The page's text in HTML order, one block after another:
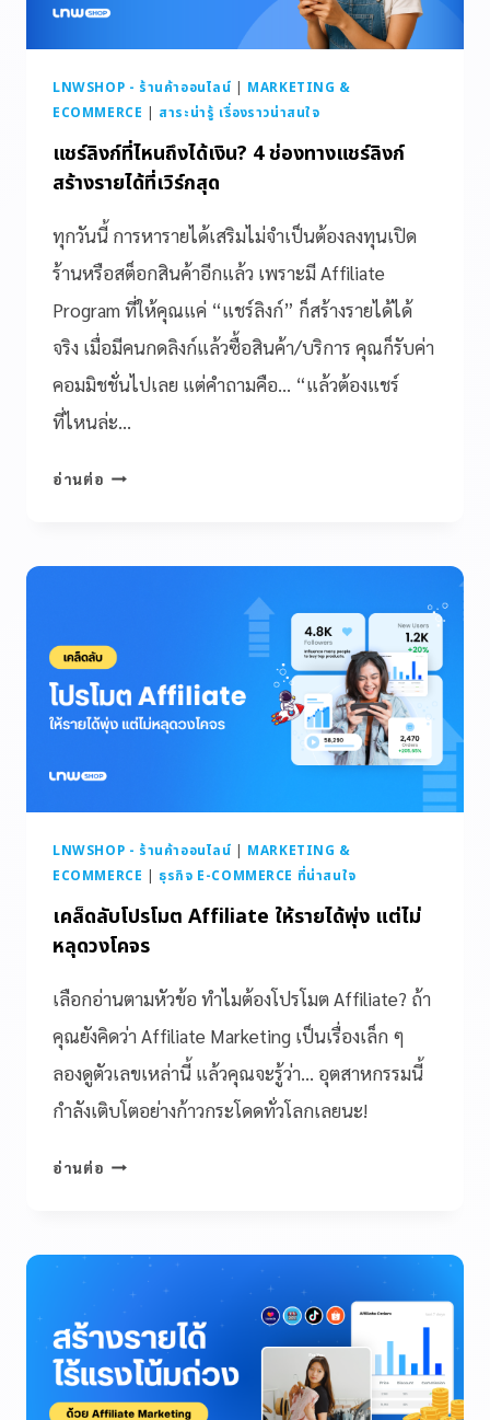
LNWSHOP - ร้านค้าออนไลน์ | MARKETING &
ECOMMERCE | สาระน่ารู้ เรื่องราวน่าสนใจ
แชร์ลิงก์ที่ไหนถึงได้เงิน? 4 ช่องทางแชร์ลิงก์
สร้างรายได้ที่เวิร์กสุด
ทุกวันนี้ การหารายได้เสริมไม่จำเป็นต้องลงทุนเปิด
ร้านหรือสต็อกสินค้าอีกแล้ว เพราะมี Affiliate
Program ที่ให้คุณแค่ “แชร์ลิงก์” ก็สร้างรายได้ได้
จริง เมื่อมีคนกดลิงก์แล้วซื้อสินค้า/บริการ คุณก็รับค่า
คอมมิชชั่นไปเลย แต่คำถามคือ… “แล้วต้องแชร์
ที่ไหนล่ะ…
อ่านต่อ
LNWSHOP - ร้านค้าออนไลน์ | MARKETING &
ECOMMERCE | ธุรกิจ E-COMMERCE ที่น่าสนใจ
เคล็ดลับโปรโมต Affiliate ให้รายได้พุ่ง แต่ไม่
หลุดวงโคจร
เลือกอ่านตามหัวข้อ ทำไมต้องโปรโมต Affiliate? ถ้า
คุณยังคิดว่า Affiliate Marketing เป็นเรื่องเล็ก ๆ
ลองดูตัวเลขเหล่านี้ แล้วคุณจะรู้ว่า… อุตสาหกรรมนี้
กำลังเติบโตอย่างก้าวกระโดดทั่วโลกเลยนะ!
อ่านต่อ